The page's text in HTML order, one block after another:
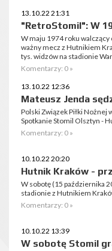
13.10.22 21:31
"RetroStomil": W
W maju 1974 roku
ważny mecz z Hutnikiem
tys. widzów na stadionie
Komentarzy: 0 »
13.10.22 12:36
Mateusz Jenda
Polski Związek Piłki Nożnej
Spotkanie Stomil Olsztyn -
Komentarzy: 0 »
10.10.22 20:20
Hutnik Kraków -
W sobotę (15 października
stadionie z Hutnikiem
Komentarzy: 0 »
10.10.22 13:39
W sobotę Stomil